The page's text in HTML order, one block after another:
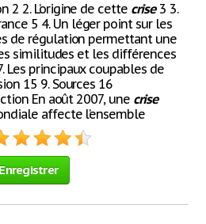
2 2. L’origine de cette crise3 3.
5 4. Un léger point sur les
de régulation permettant une
similitudes et les différences
Les principaux coupables de
15 9. Sources 16
En août 2007, une crise
affecte l’ensemble
Enregistrer